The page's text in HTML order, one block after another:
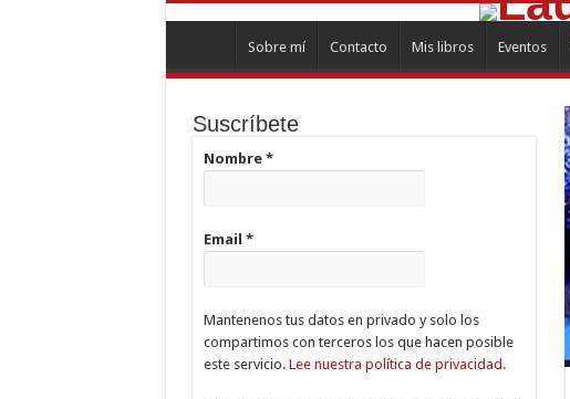
Sobre mí Contacto Mis libros Eventos
Suscríbete
Nombre *
Email *
Mantenenos tus datos en privado y solo los
compartimos con terceros los que hacen posible
este servicio. Lee nuestra política de privacidad.